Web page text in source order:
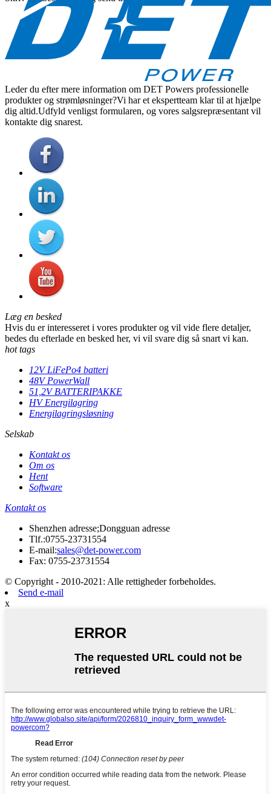
Leder du efter mere information om DET Powers professionelle
produkter og strømløsninger?Vi har et ekspertteam klar til at hjælpe
dig altid.Udfyld venligst formularen, og vores salgsrepræsentant vil
kontakte dig snarest.
Læg en besked
Hvis du er interesseret i vores produkter og vil vide flere detaljer,
bedes du efterlade en besked her, vi vil svare dig så snart vi kan.
hot tags
12V LiFePo4 batteri
48V PowerWall
51,2V BATTERIPAKKE
HV Energilagring
Energilagringsløsning
Selskab
Kontakt os
Om os
Hent
Software
Kontakt os
Shenzhen adresse;Dongguan adresse
Tlf.:0755-23731554
E-mail:sales@det-power.com
Fax: 0755-23731554
© Copyright - 2010-2021: Alle rettigheder forbeholdes.
Send e-mail
x